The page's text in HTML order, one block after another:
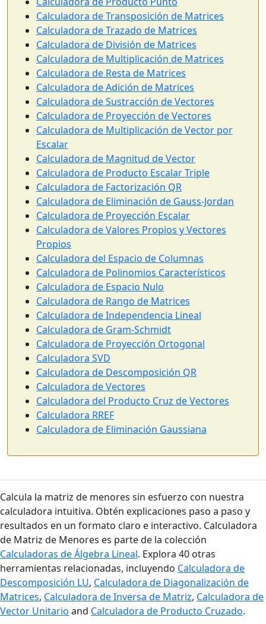
Calculadora de Transposición de Matrices
Calculadora de Trazado de Matrices
Calculadora de División de Matrices
Calculadora de Multiplicación de Matrices
Calculadora de Resta de Matrices
Calculadora de Adición de Matrices
Calculadora de Sustracción de Vectores
Calculadora de Proyección de Vectores
Calculadora de Multiplicación de Vector por
Escalar
Calculadora de Magnitud de Vector
Calculadora de Producto Escalar Triple
Calculadora de Factorización QR
Calculadora de Eliminación de Gauss-Jordan
Calculadora de Proyección Escalar
Calculadora de Valores Propios y Vectores
Propios
Calculadora del Espacio de Columnas
Calculadora de Polinomios Característicos
Calculadora de Espacio Nulo
Calculadora de Rango de Matrices
Calculadora de Independencia Lineal
Calculadora de Gram-Schmidt
Calculadora de Proyección Ortogonal
Calculadora SVD
Calculadora de Descomposición QR
Calculadora de Vectores
Calculadora del Producto Cruz de Vectores
Calculadora RREF
Calculadora de Eliminación Gaussiana
Calcula la matriz de menores sin esfuerzo con nuestra
calculadora intuitiva. Obtén explicaciones paso a paso y
resultados en un formato claro e interactivo. Calculadora
de Matriz de Menores es parte de la colección
Calculadoras de Álgebra Lineal. Explora 40 otras
herramientas relacionadas, incluyendo Calculadora de
Descomposición LU, Calculadora de Diagonalización de
Matrices, Calculadora de Inversa de Matriz, Calculadora de
Vector Unitario and Calculadora de Producto Cruzado.